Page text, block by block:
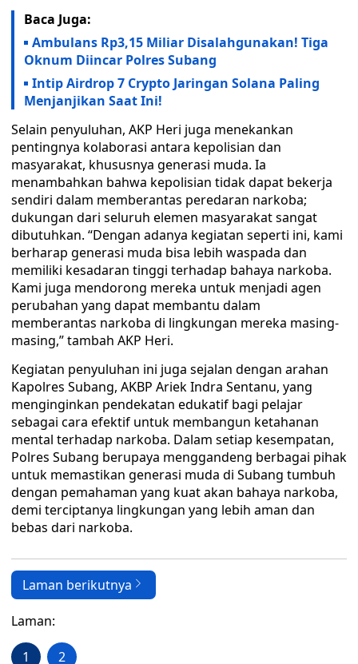
Baca Juga:
Ambulans Rp3,15 Miliar Disalahgunakan! Tiga
Oknum Diincar Polres Subang
Intip Airdrop 7 Crypto Jaringan Solana Paling
Menjanjikan Saat Ini!
Selain penyuluhan, AKP Heri juga menekankan
pentingnya kolaborasi antara kepolisian dan
masyarakat, khususnya generasi muda. Ia
menambahkan bahwa kepolisian tidak dapat bekerja
sendiri dalam memberantas peredaran narkoba;
dukungan dari seluruh elemen masyarakat sangat
dibutuhkan. “Dengan adanya kegiatan seperti ini, kami
berharap generasi muda bisa lebih waspada dan
memiliki kesadaran tinggi terhadap bahaya narkoba.
Kami juga mendorong mereka untuk menjadi agen
perubahan yang dapat membantu dalam
memberantas narkoba di lingkungan mereka masing-
masing,” tambah AKP Heri.
Kegiatan penyuluhan ini juga sejalan dengan arahan
Kapolres Subang, AKBP Ariek Indra Sentanu, yang
menginginkan pendekatan edukatif bagi pelajar
sebagai cara efektif untuk membangun ketahanan
mental terhadap narkoba. Dalam setiap kesempatan,
Polres Subang berupaya menggandeng berbagai pihak
untuk memastikan generasi muda di Subang tumbuh
dengan pemahaman yang kuat akan bahaya narkoba,
demi terciptanya lingkungan yang lebih aman dan
bebas dari narkoba.
Laman berikutnya
Laman:
1 2